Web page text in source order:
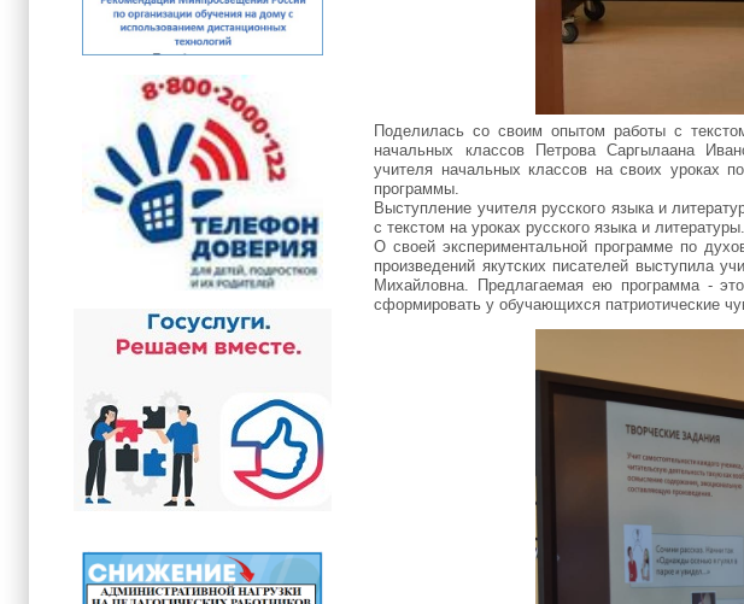
Поделилась со своим опытом работы с
начальных классов Петрова Саргылаана
учителя начальных классов на своих уроках
программы.
Выступление учителя русского языка и
с текстом на уроках русского языка и литературы.
О своей экспериментальной программе по
произведений якутских писателей выступила
Михайловна. Предлагаемая ею программа -
сформировать у обучающихся патриотические